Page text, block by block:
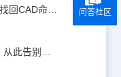
CAD命令栏怎么调出来？4种方法找回CAD命令栏
CAD快捷键命令大全（图表版），从此告别低效绘图！
问答社区